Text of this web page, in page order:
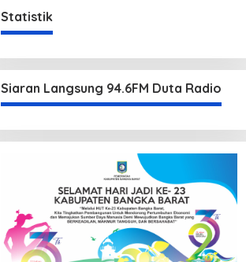
Statistik
Siaran Langsung 94.6FM Duta Radio